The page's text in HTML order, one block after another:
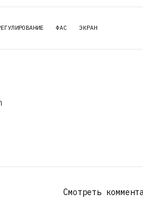
ФАС ЭКРАН
Смотреть